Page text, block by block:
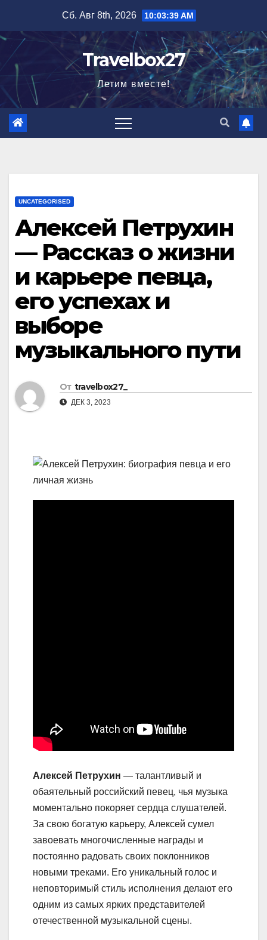
содержимому
Сб. Авг 8th, 2026 10:03:40 AM
Travelbox27
Летим вместе!
UNCATEGORISED
Алексей Петрухин
— Рассказ о жизни
и карьере певца,
его успехах и
выборе
музыкального пути
От travelbox27_
ДЕК 3, 2023
Алексей Петрухин — талантливый и
обаятельный российский певец, чья музыка
моментально покоряет сердца слушателей.
За свою богатую карьеру, Алексей сумел
завоевать многочисленные награды и
постоянно радовать своих поклонников
новыми треками. Его уникальный голос и
неповторимый стиль исполнения делают его
одним из самых ярких представителей
отечественной музыкальной сцены.